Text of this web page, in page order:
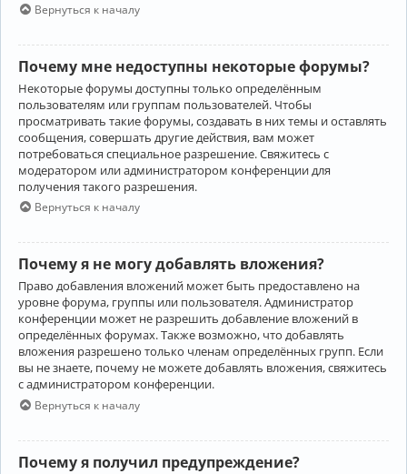
Вернуться к началу
Почему мне недоступны некоторые форумы?
Некоторые форумы доступны только определённым
пользователям или группам пользователей. Чтобы
просматривать такие форумы, создавать в них темы и оставлять
сообщения, совершать другие действия, вам может
потребоваться специальное разрешение. Свяжитесь с
модератором или администратором конференции для
получения такого разрешения.
Вернуться к началу
Почему я не могу добавлять вложения?
Право добавления вложений может быть предоставлено на
уровне форума, группы или пользователя. Администратор
конференции может не разрешить добавление вложений в
определённых форумах. Также возможно, что добавлять
вложения разрешено только членам определённых групп. Если
вы не знаете, почему не можете добавлять вложения, свяжитесь
с администратором конференции.
Вернуться к началу
Почему я получил предупреждение?